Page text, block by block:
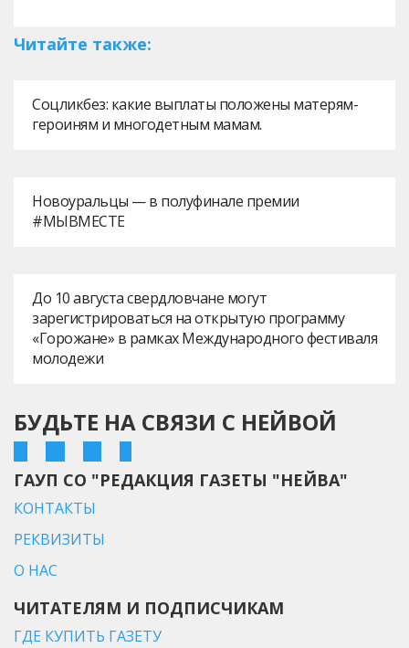
Читайте также:
Соцликбез: какие выплаты положены матерям-
героиням и многодетным мамам.
Новоуральцы — в полуфинале премии
#МЫВМЕСТЕ
До 10 августа свердловчане могут
зарегистрироваться на открытую программу
«Горожане» в рамках Международного фестиваля
молодежи
БУДЬТЕ НА СВЯЗИ С НЕЙВОЙ
ГАУП СО "РЕДАКЦИЯ ГАЗЕТЫ "НЕЙВА"
КОНТАКТЫ
РЕКВИЗИТЫ
О НАС
ЧИТАТЕЛЯМ И ПОДПИСЧИКАМ
ГДЕ КУПИТЬ ГАЗЕТУ